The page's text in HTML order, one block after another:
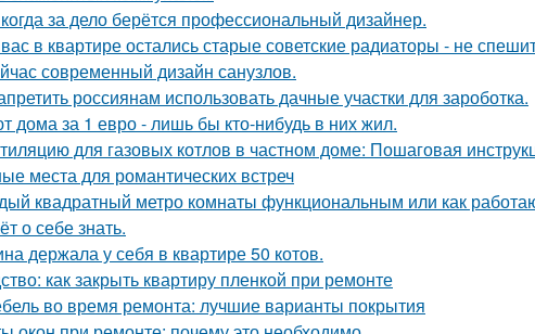
за дело берётся профессиональный дизайнер.
в квартире остались старые советские радиаторы - не
современный дизайн санузлов.
россиянам использовать дачные участки для зароботка.
дома за 1 евро - лишь бы кто-нибудь в них жил.
для газовых котлов в частном доме: Пошаговая
места для романтических встреч
квадратный метро комнаты функциональным или как
о себе знать.
держала у себя в квартире 50 котов.
как закрыть квартиру пленкой при ремонте
во время ремонта: лучшие варианты покрытия